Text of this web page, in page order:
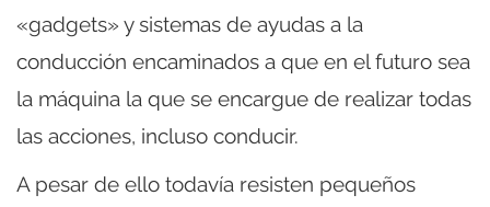
«gadgets» y sistemas de ayudas a la
conducción encaminados a que en el futuro sea
la máquina la que se encargue de realizar todas
las acciones, incluso conducir.
A pesar de ello todavía resisten pequeños